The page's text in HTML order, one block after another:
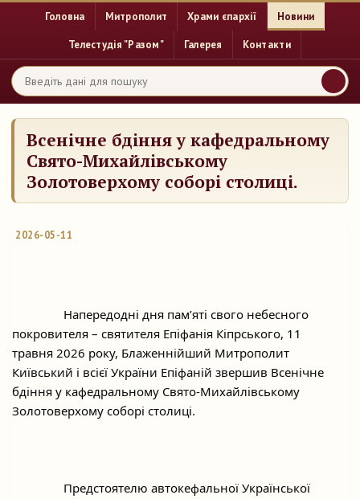
Головна Митрополит Храми єпархії Новини
Телестудія "Разом" Галерея Контакти
Всенічне бдіння у кафедральному
Свято-Михайлівському
Золотоверхому соборі столиці.
2026-05-11
покровителя – святителя Епіфанія Кіпрського, 11
травня 2026 року, Блаженнійший Митрополит
Київський і всієї України Епіфаній звершив Всенічне
бдіння у кафедральному Свято-Михайлівському
Золотоверхому соборі столиці.